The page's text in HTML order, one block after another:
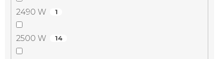
2490 W 1
2500 W 14